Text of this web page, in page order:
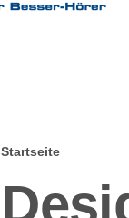
Startseite